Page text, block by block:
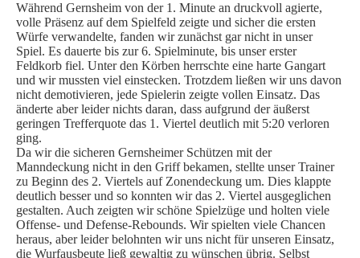
TRAININGSZEITEN
SPIELBETRIEB
SPIELORGANISATION
SPIELPLÄNE UND ERGEBNISSE
BGDR-INSIDE
WER WIR SIND…
TRAINER*INNEN
DER VORSTAND
ORTHOPÄDISCHES TEAM
FÖRDERUNG
Während Gernsheim von der 1. Minute an druckvoll agierte,
volle Präsenz auf dem Spielfeld zeigte und sicher die ersten
Würfe verwandelte, fanden wir zunächst gar nicht in unser
Spiel. Es dauerte bis zur 6. Spielminute, bis unser erster
Feldkorb fiel. Unter den Körben herrschte eine harte Gangart
und wir mussten viel einstecken. Trotzdem ließen wir uns davon
nicht demotivieren, jede Spielerin zeigte vollen Einsatz. Das
änderte aber leider nichts daran, dass aufgrund der äußerst
geringen Trefferquote das 1. Viertel deutlich mit 5:20 verloren
ging.
Da wir die sicheren Gernsheimer Schützen mit der
Manndeckung nicht in den Griff bekamen, stellte unser Trainer
zu Beginn des 2. Viertels auf Zonendeckung um. Dies klappte
deutlich besser und so konnten wir das 2. Viertel ausgeglichen
gestalten. Auch zeigten wir schöne Spielzüge und holten viele
Offense- und Defense-Rebounds. Wir spielten viele Chancen
heraus, aber leider belohnten wir uns nicht für unseren Einsatz,
die Wurfausbeute ließ gewaltig zu wünschen übrig. Selbst